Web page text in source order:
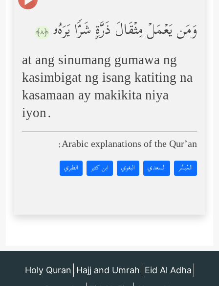
وَمَن یَعۡمَلۡ مِثۡقَالَ ذَرَّةࣲ شَرࣰّا یَرَهُۥ ﴿٨﴾
at ang sinumang gumawa ng
kasimbigat ng isang katiting na
kasamaan ay makikita niya
iyon.
Arabic explanations of the Qur’an:
المُيسَّر السعدي البغوي ابن كثير الطبري
Holy Quran Hajj and Umrah Eid Al Adha